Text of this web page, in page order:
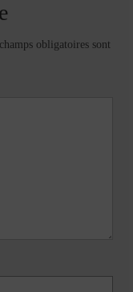
champs obligatoires sont